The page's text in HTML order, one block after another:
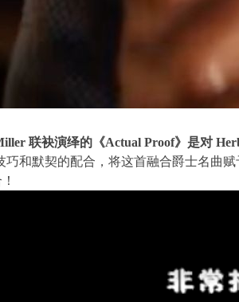
联袂演绎的《Actual Proof》是对
和默契的配合，将这首融合爵士名曲